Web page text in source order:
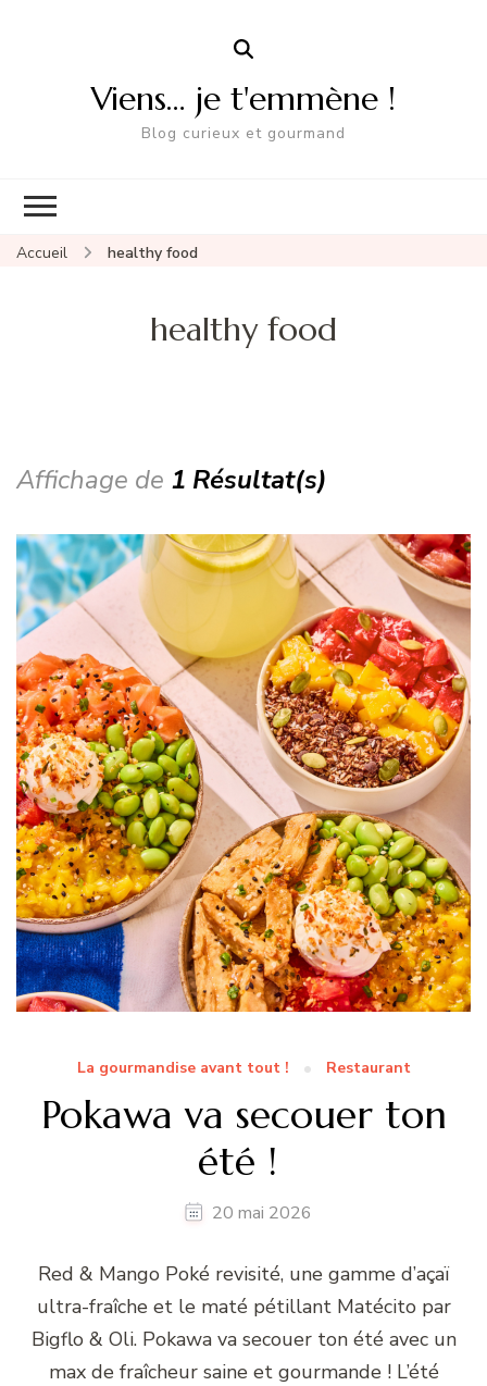
Viens… je t'emmène !
Blog curieux et gourmand
Accueil healthy food
healthy food
Affichage de 1 Résultat(s)
La gourmandise avant tout ! Restaurant
Pokawa va secouer ton
été !
20 mai 2026
Red & Mango Poké revisité, une gamme d’açaï
ultra-fraîche et le maté pétillant Matécito par
Bigflo & Oli. Pokawa va secouer ton été avec un
max de fraîcheur saine et gourmande ! L’été